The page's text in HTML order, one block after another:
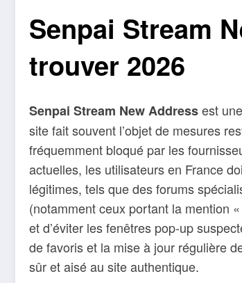
Senpai Stream
trouver 2026
Senpai Stream New Addressest
site fait souvent l’objet de mesures
fréquemment bloqué par les
actuelles, les utilisateurs en France
légitimes, tels que des forums
(notamment ceux portant la mention
et d’éviter les fenêtres pop-up
de favoris et la mise à jour régulière
sûr et aisé au site authentique.